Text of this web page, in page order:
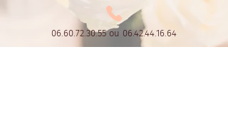
06.60.72.30.55ou 06.42.44.16.64